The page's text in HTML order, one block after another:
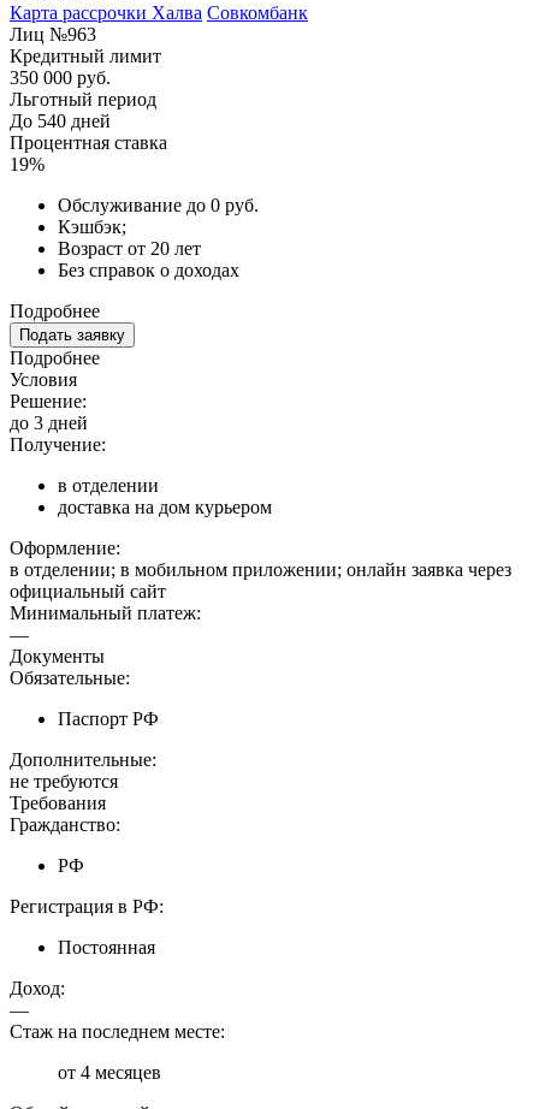
Карта рассрочки Халва Совкомбанк
Лиц №963
Кредитный лимит
350 000 руб.
Льготный период
До 540 дней
Процентная ставка
19%
Обслуживание до 0 руб.
Кэшбэк;
Возраст от 20 лет
Без справок о доходах
Подробнее
Подать заявку
Подробнее
Условия
Решение:
до 3 дней
Получение:
в отделении
доставка на дом курьером
Оформление:
в отделении; в мобильном приложении; онлайн заявка через
официальный сайт
Минимальный платеж:
—
Документы
Обязательные:
Паспорт РФ
Дополнительные:
не требуются
Требования
Гражданство:
РФ
Регистрация в РФ:
Постоянная
Доход:
—
Стаж на последнем месте:
от 4 месяцев